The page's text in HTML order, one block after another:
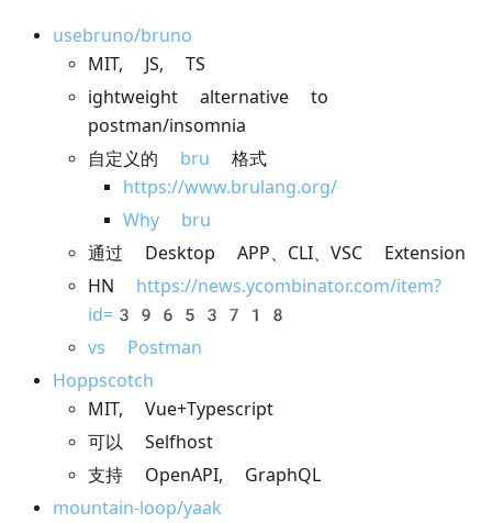
usebruno/bruno
MIT, JS, TS
ightweight alternative to
postman/insomnia
自定义的 bru 格式
https://www.brulang.org/
Why bru
通过 Desktop APP、CLI、VSC Extension
HN https://news.ycombinator.com/item?
id=39653718
vs Postman
Hoppscotch
MIT, Vue+Typescript
可以 Selfhost
支持 OpenAPI, GraphQL
mountain-loop/yaak